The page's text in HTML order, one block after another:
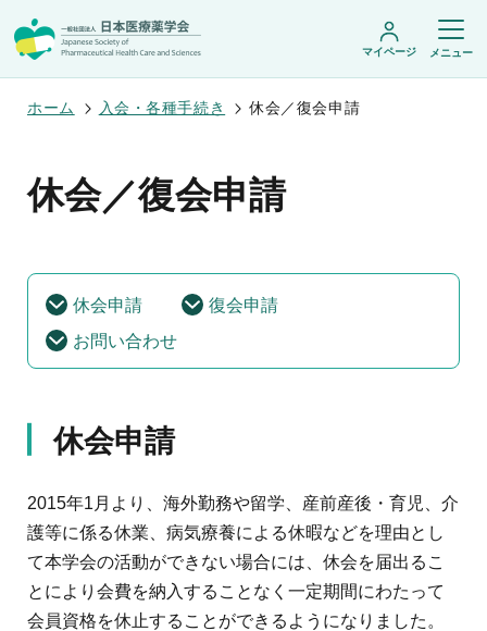
日本医療薬学会について
日本医療薬学会についてトップ
組織・名簿
委員会
規程・細則
薬剤師業務に関する情報提供
開催予定のイベント一覧
年会
フレッシャーズ・カンファランス
臨床研究セミナー
がん専門薬剤師全体会議
がん専門薬剤師アドバンスト研修会
その他の主催イベント
共催・後援イベント
学術誌・書籍
医療薬学
JPHCS（英文誌）
医療薬学専門薬剤師制度
がん専門薬剤師制度
地域薬学ケア専門薬剤師制度
調査研究・学会賞・海外研修
海外研修
他団体との連携協力トップ
イベントの共催・後援
連携協力団体からのお知らせ
会員専用ページ
会員限定情報
マイページ
入会・各種手続き
マイページ メニュー
ホーム 入会・各種手続き 休会／復会申請
休会／復会申請
休会申請
復会申請
お問い合わせ
休会申請
2015年1月より、海外勤務や留学、産前産後・育児、介
護等に係る休業、病気療養による休暇などを理由とし
て本学会の活動ができない場合には、休会を届出るこ
とにより会費を納入することなく一定期間にわたって
会員資格を休止することができるようになりました。